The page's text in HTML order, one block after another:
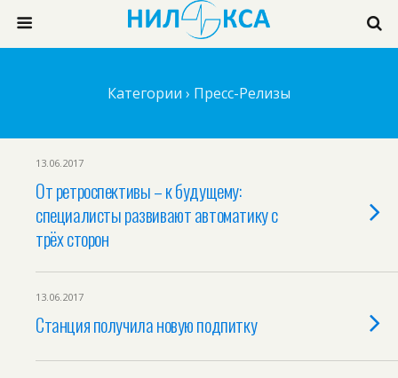
Категории › Пресс-Релизы
13.06.2017
От ретроспективы – к будущему:
специалисты развивают автоматику с
трёх сторон
13.06.2017
Станция получила новую подпитку